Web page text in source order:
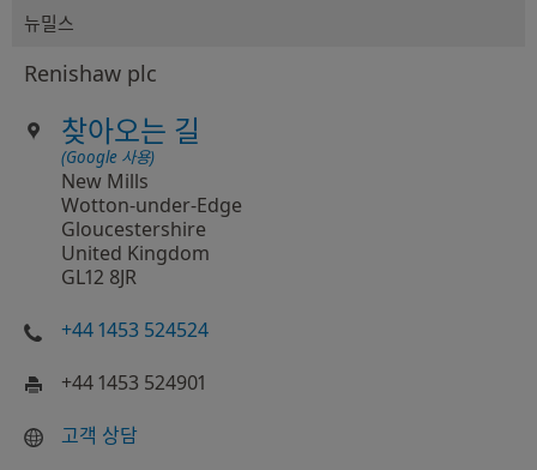
뉴밀스
Renishaw plc
찾아오는 길
(Google 사용)
New Mills
Wotton-under-Edge
Gloucestershire
United Kingdom
GL12 8JR
+44 1453 524524
+44 1453 524901
고객 상담